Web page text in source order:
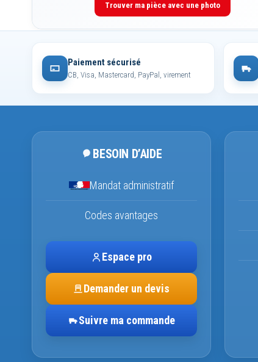
Trouver ma pièce avec une photo
Paiement sécurisé
CB, Visa, Mastercard, PayPal, virement
BESOIN D’AIDE
Mandat administratif
Codes avantages
Espace pro
Demander un devis
Suivre ma commande